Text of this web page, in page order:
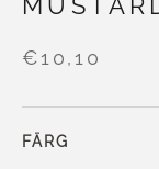
€10,10
FÄRG